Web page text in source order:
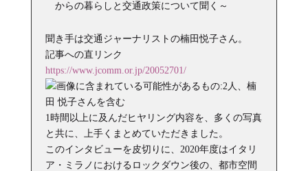
からの暮らしと交通政策について聞く～
聞き手は交通ジャーナリストの楠田悦子さん。
記事への直リンク
https://www.jcomm.or.jp/20052701/
1時間以上に及んだヒヤリング内容を、多くの写真
と共に、上手くまとめていただきました。
このインタビューを皮切りに、2020年度はイタリ
ア・ミラノにおけるロックダウン後の、都市空間